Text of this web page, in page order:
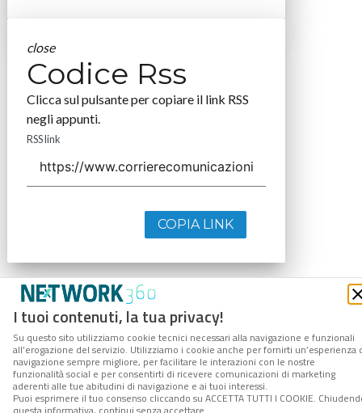
I tuoi contenuti, la tua privacy!
Su questo sito utilizziamo cookie tecnici necessari alla navigazione e funzionali
all’erogazione del servizio. Utilizziamo i cookie anche per fornirti un’esperienza
navigazione sempre migliore, per facilitare le interazioni con le nostre
funzionalità social e per consentirti di ricevere comunicazioni di marketing
aderenti alle tue abitudini di navigazione e ai tuoi interessi.
Puoi esprimere il tuo consenso cliccando su ACCETTA TUTTI I COOKIE.
close
Codice Rss
Clicca sul pulsante per copiare il link RSS
negli appunti.
RSS link
COPIA LINK